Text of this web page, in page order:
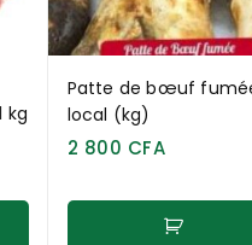
kg
Patte de bœuf
local (kg)
2 800 CFA